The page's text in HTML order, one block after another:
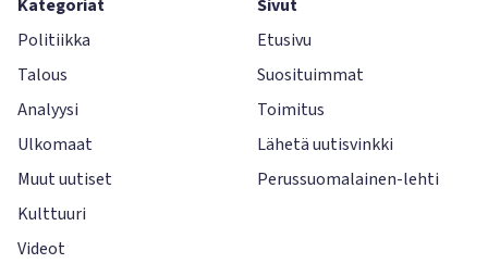
Kategoriat
Politiikka
Talous
Analyysi
Ulkomaat
Muut uutiset
Kulttuuri
Videot
Sivut
Etusivu
Suosituimmat
Toimitus
Lähetä uutisvinkki
Perussuomalainen-lehti